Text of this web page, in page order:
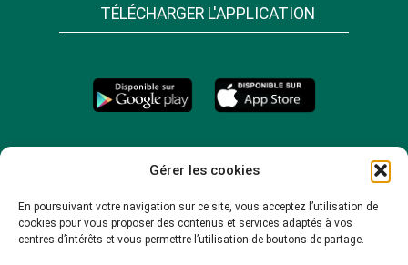
Gérer les cookies
En poursuivant votre navigation sur ce site, vous acceptez l’utilisation de
cookies pour vous proposer des contenus et services adaptés à vos
centres d’intérêts et vous permettre l’utilisation de boutons de partage.
TÉLÉCHARGER L'APPLICATION